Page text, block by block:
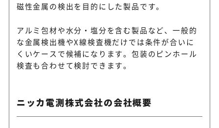
磁性金属の検出を目的にした製品です。
アルミ包材や水分・塩分を含む製品など、一般的
な金属検出機やX線検査機だけでは条件が合いに
くいケースで候補になります。包装のピンホール
検査も合わせて検討できます。
ニッカ電測株式会社の会社概要